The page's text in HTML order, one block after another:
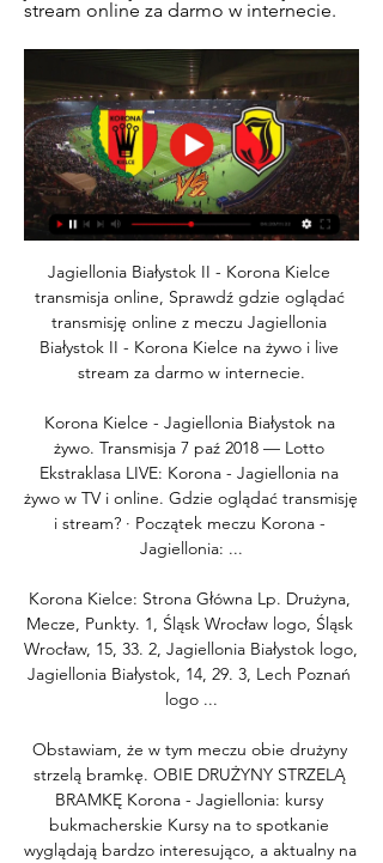
stream online za darmo w internecie.
Jagiellonia Białystok II - Korona Kielce
transmisja online, Sprawdź gdzie oglądać
transmisję online z meczu Jagiellonia
Białystok II - Korona Kielce na żywo i live
stream za darmo w internecie.
Korona Kielce - Jagiellonia Białystok na
żywo. Transmisja 7 paź 2018 — Lotto
Ekstraklasa LIVE: Korona - Jagiellonia na
żywo w TV i online. Gdzie oglądać transmisję
i stream? · Początek meczu Korona -
Jagiellonia: ...
Korona Kielce: Strona Główna Lp. Drużyna,
Mecze, Punkty. 1, Śląsk Wrocław logo, Śląsk
Wrocław, 15, 33. 2, Jagiellonia Białystok logo,
Jagiellonia Białystok, 14, 29. 3, Lech Poznań
logo ...
Obstawiam, że w tym meczu obie drużyny
strzelą bramkę. OBIE DRUŻYNY STRZELĄ
BRAMKĘ Korona - Jagiellonia: kursy
bukmacherskie Kursy na to spotkanie
wyglądają bardzo interesująco, a aktualny na